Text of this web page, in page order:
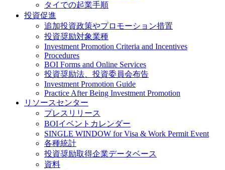
タイでの起業手順
投資促進
追加投資政策やプロモーション措置
投資奨励対象業種
Investment Promotion Criteria and Incentives
Procedures
BOI Forms and Online Services
投資奨励法、投資委員会布告
Investment Promotion Guide
Practice After Being Investment Promotion
リソースセンター
プレスリリース
BOIイベントカレンダー
SINGLE WINDOW for Visa & Work Permit Event
各種統計
投資奨励取得企業データベース
資料